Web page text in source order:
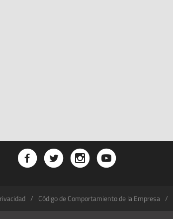
Código de Comportamiento de la Empresa